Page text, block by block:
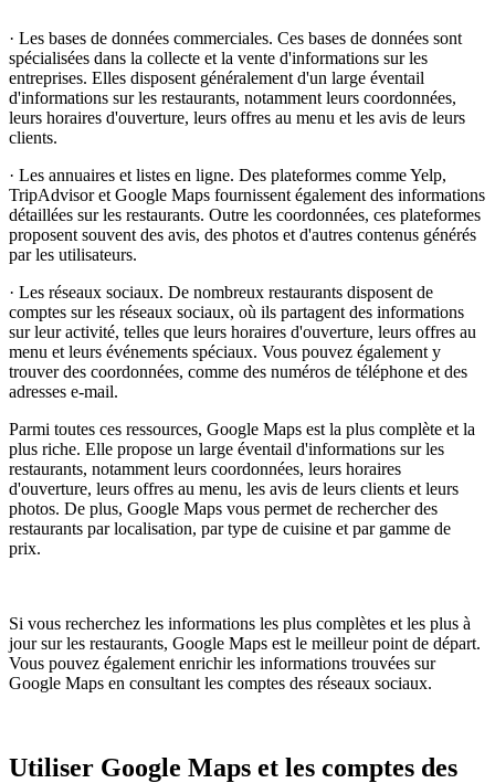
· Les bases de données commerciales. Ces bases de données sont
spécialisées dans la collecte et la vente d'informations sur les
entreprises. Elles disposent généralement d'un large éventail
d'informations sur les restaurants, notamment leurs coordonnées,
leurs horaires d'ouverture, leurs offres au menu et les avis de leurs
clients.
· Les annuaires et listes en ligne. Des plateformes comme Yelp,
TripAdvisor et Google Maps fournissent également des informations
détaillées sur les restaurants. Outre les coordonnées, ces plateformes
proposent souvent des avis, des photos et d'autres contenus générés
par les utilisateurs.
· Les réseaux sociaux. De nombreux restaurants disposent de
comptes sur les réseaux sociaux, où ils partagent des informations
sur leur activité, telles que leurs horaires d'ouverture, leurs offres au
menu et leurs événements spéciaux. Vous pouvez également y
trouver des coordonnées, comme des numéros de téléphone et des
adresses e-mail.
Parmi toutes ces ressources, Google Maps est la plus complète et la
plus riche. Elle propose un large éventail d'informations sur les
restaurants, notamment leurs coordonnées, leurs horaires
d'ouverture, leurs offres au menu, les avis de leurs clients et leurs
photos. De plus, Google Maps vous permet de rechercher des
restaurants par localisation, par type de cuisine et par gamme de
prix.
Si vous recherchez les informations les plus complètes et les plus à
jour sur les restaurants, Google Maps est le meilleur point de départ.
Vous pouvez également enrichir les informations trouvées sur
Google Maps en consultant les comptes des réseaux sociaux.
Utiliser Google Maps et les comptes des